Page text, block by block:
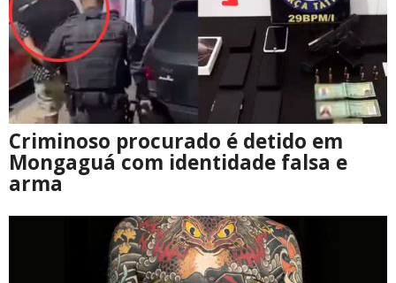
Criminoso procurado é detido em
Mongaguá com identidade falsa e
arma